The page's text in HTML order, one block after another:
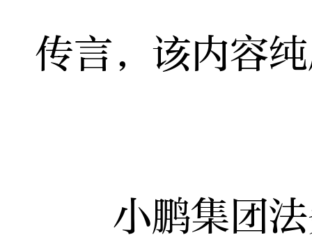
传言，该内容
小鹏集团法